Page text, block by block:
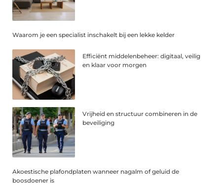
Waarom je een specialist inschakelt bij een lekke kelder
Efficiënt middelenbeheer: digitaal, veilig
en klaar voor morgen
Vrijheid en structuur combineren in de
beveiliging
Akoestische plafondplaten wanneer nagalm of geluid de
boosdoener is